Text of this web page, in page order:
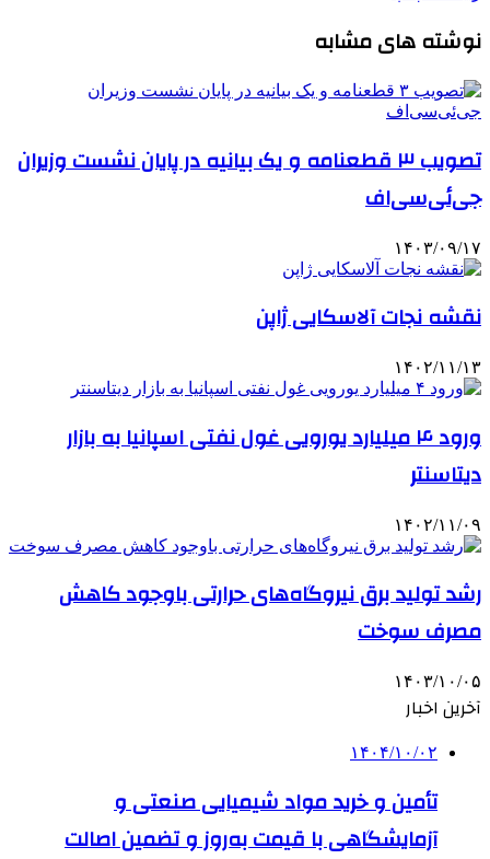
نوشته های مشابه
تصویب ۳ قطعنامه و یک بیانیه در پایان نشست وزیران
جی‌ئی‌سی‌اف
۱۴۰۳/۰۹/۱۷
نقشه نجات آلاسکایی ژاپن
۱۴۰۲/۱۱/۱۳
ورود ۴ میلیارد یورویی غول نفتی اسپانیا به بازار
دیتاسنتر
۱۴۰۲/۱۱/۰۹
رشد تولید برق نیروگاه‌های حرارتی باوجود کاهش
مصرف سوخت
۱۴۰۳/۱۰/۰۵
آخرین اخبار
۱۴۰۴/۱۰/۰۲
تأمین و خرید مواد شیمیایی صنعتی و
آزمایشگاهی با قیمت به‌روز و تضمین اصالت